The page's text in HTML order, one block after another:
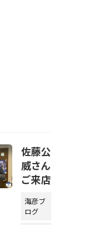
佐藤公
威さん
ご来店
海彦ブ
ログ